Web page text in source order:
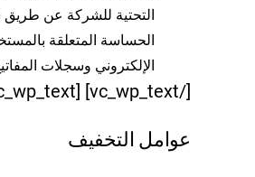
التحتية للشركة عن طريق
الحساسة المتعلقة
الإلكتروني وسجلات
[/vc_wp_text] [vc_wp_text]
عوامل التخفيف